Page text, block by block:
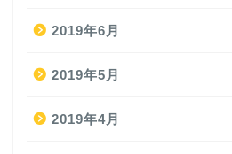
2019年6月
2019年5月
2019年4月